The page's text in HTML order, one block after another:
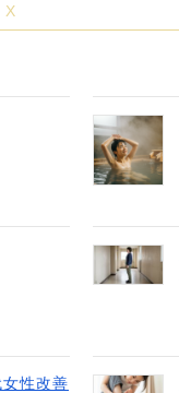
X
性改善